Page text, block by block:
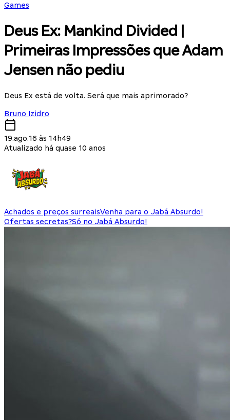
Games
Deus Ex: Mankind Divided |
Primeiras Impressões que Adam
Jensen não pediu
Deus Ex está de volta. Será que mais aprimorado?
Bruno Izidro
19.ago.16 às 14h49
Atualizado há quase 10 anos
Achados e preços surreaisVenha para o Jabá Absurdo!
Ofertas secretas?Só no Jabá Absurdo!